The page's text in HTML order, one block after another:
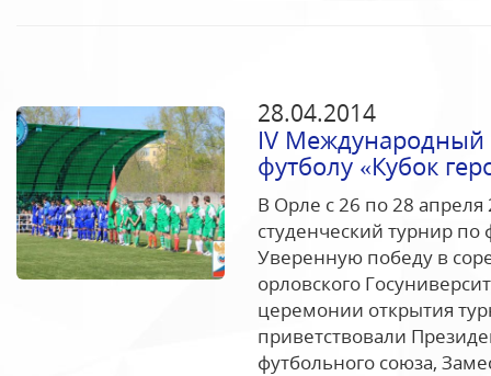
28.04.2014
IV Международный
футболу «Кубок
В Орле с 26 по 28
студенческий турнир
Уверенную победу в
орловского
церемонии открытия
приветствовали
футбольного союза,